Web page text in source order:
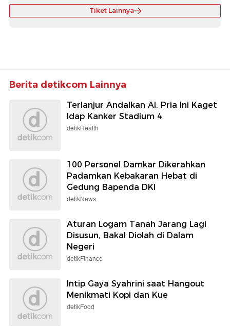
Tiket Lainnya
Berita detikcom Lainnya
Terlanjur Andalkan AI, Pria Ini Kaget
Idap Kanker Stadium 4
detikHealth
100 Personel Damkar Dikerahkan
Padamkan Kebakaran Hebat di
Gedung Bapenda DKI
detikNews
Aturan Logam Tanah Jarang Lagi
Disusun, Bakal Diolah di Dalam
Negeri
detikFinance
Intip Gaya Syahrini saat Hangout
Menikmati Kopi dan Kue
detikFood